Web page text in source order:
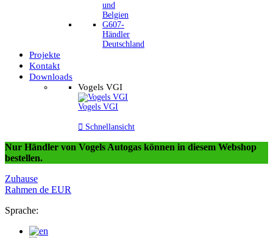
und
Belgien
G607-
Händler
Deutschland
Projekte
Kontakt
Downloads
Vogels VGI
Vogels VGI
 Schnellansicht
Nur Händler von Vogels Autogas können in diesem Webshop
bestellen.
Zuhause
Rahmen de EUR
Sprache: